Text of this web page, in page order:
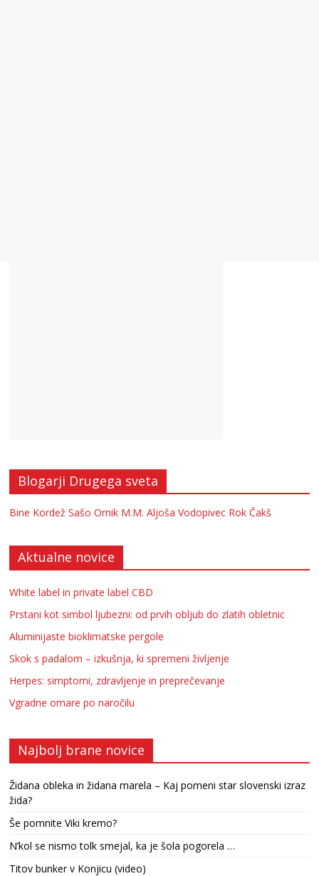
Blogarji Drugega sveta
Bine Kordež Sašo Ornik M.M. Aljoša Vodopivec Rok Čakš
Aktualne novice
White label in private label CBD
Prstani kot simbol ljubezni: od prvih obljub do zlatih obletnic
Aluminijaste bioklimatske pergole
Skok s padalom – izkušnja, ki spremeni življenje
Herpes: simptomi, zdravljenje in preprečevanje
Vgradne omare po naročilu
Najbolj brane novice
Židana obleka in židana marela – Kaj pomeni star slovenski izraz
žida?
Še pomnite Viki kremo?
N’kol se nismo tolk smejal, ka je šola pogorela …
Titov bunker v Konjicu (video)